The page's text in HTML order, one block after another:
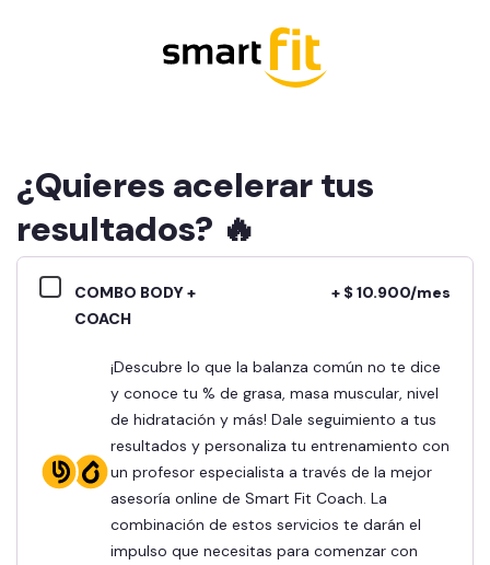
¿Quieres acelerar tus
resultados? 🔥
COMBO BODY +
COACH
+ $ 10.900/mes
¡Descubre lo que la balanza común no te dice
y conoce tu % de grasa, masa muscular, nivel
de hidratación y más! Dale seguimiento a tus
resultados y personaliza tu entrenamiento con
un profesor especialista a través de la mejor
asesoría online de Smart Fit Coach. La
combinación de estos servicios te darán el
impulso que necesitas para comenzar con